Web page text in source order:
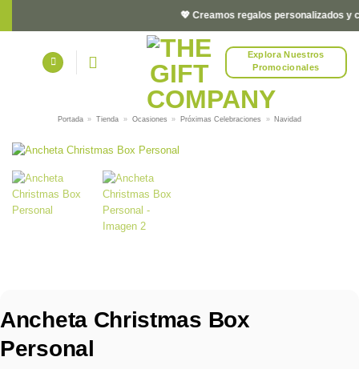
💖 Creamos regalos personalizados y
Explora Nuestros
Promocionales
Portada » Tienda » Ocasiones » Próximas Celebraciones » Navidad
Ancheta Christmas Box
Personal